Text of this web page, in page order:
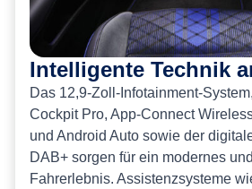
Intelligente Technik
Das 12,9-Zoll-Infotainment-
Cockpit Pro, App-Connect
und Android Auto sowie der
DAB+ sorgen für ein modernes
Fahrerlebnis. Assistenzsysteme